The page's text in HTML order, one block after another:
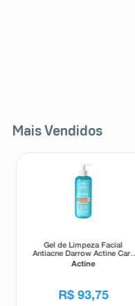
Mais Vendidos
Gel de Limpeza Facial
Antiacne Darrow Actine Care
Alta Tolerância 400g
Actine
R$ 93,75